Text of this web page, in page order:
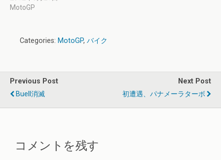
MotoGP
Categories: MotoGP, バイク
Previous Post
Buell消滅
Next Post
初遭遇、パナメーラターボ
コメントを残す